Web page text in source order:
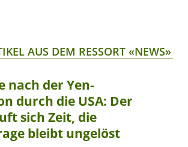
AUS DEM RESSORT «NEWS»
nach der Yen-
durch die USA: Der
sich Zeit, die
bleibt ungelöst